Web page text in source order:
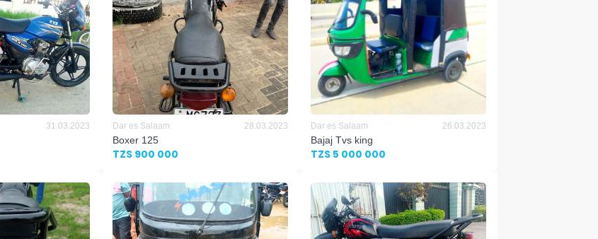
31.03.2023 Dar es Salaam 28.03.2023
Boxer 125
TZS 900 000
Dar es Salaam 26.03.2023
Bajaj Tvs king
TZS 5 000 000